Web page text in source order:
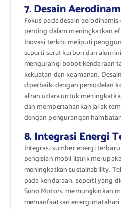
7. Desain
Fokus pada desain
penting dalam meningkatkan
Inovasi terkini meliputi
seperti serat karbon dan
mengurangi bobot kendaraan
kekuatan dan keamanan.
diperbaiki dengan pemodelan
aliran udara untuk
dan mempertahankan jarak
dengan pengurangan
8. Integrasi Energi
Integrasi sumber energi
pengisian mobil listrik
meningkatkan sustainability.
pada kendaraan, seperti yang
Sono Motors, memungkinkan
memanfaatkan energi